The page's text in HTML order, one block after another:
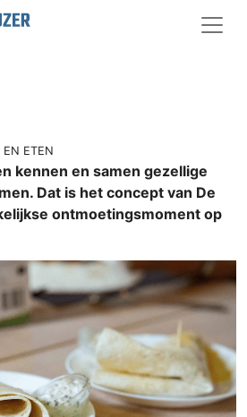
ETEN
kennen en samen gezellige
Dat is het concept van De
ontmoetingsmoment op